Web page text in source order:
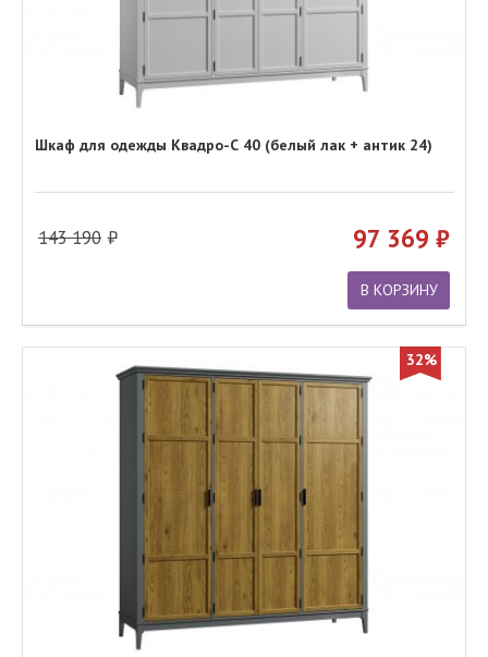
Шкаф для одежды Квадро-С 40 (белый лак + антик 24)
143 190 97 369
В КОРЗИНУ
32%